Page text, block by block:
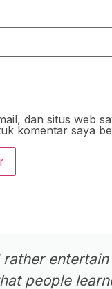
dan situs web
komentar saya
rather
people